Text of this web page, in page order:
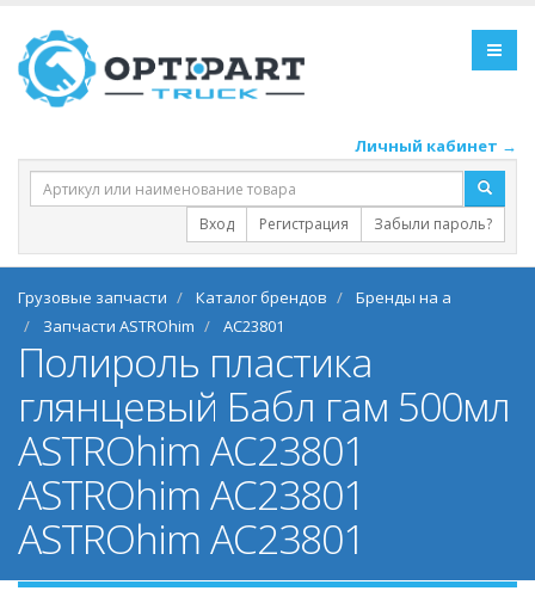
Личный кабинет →
Вход Регистрация Забыли пароль?
Грузовые запчасти Каталог брендов
Бренды на a
Запчасти ASTROhim
AC23801
Полироль пластика
глянцевый Бабл гам 500мл
ASTROhim AC23801
ASTROhim AC23801
ASTROhim AC23801